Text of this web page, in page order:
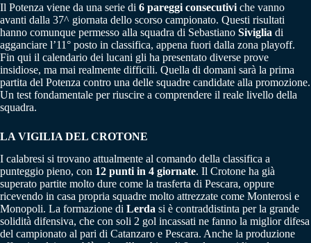
Il Potenza viene da una serie di 6 pareggi consecutivi che vanno
avanti dalla 37^ giornata dello scorso campionato. Questi risultati
hanno comunque permesso alla squadra di Sebastiano Siviglia di
agganciare l’11° posto in classifica, appena fuori dalla zona playoff.
Fin qui il calendario dei lucani gli ha presentato diverse prove
insidiose, ma mai realmente difficili. Quella di domani sarà la prima
partita del Potenza contro una delle squadre candidate alla promozione.
Un test fondamentale per riuscire a comprendere il reale livello della
squadra.
LA VIGILIA DEL CROTONE
I calabresi si trovano attualmente al comando della classifica a
punteggio pieno, con 12 punti in 4 giornate. Il Crotone ha già
superato partite molto dure come la trasferta di Pescara, oppure
ricevendo in casa propria squadre molto attrezzate come Monterosi e
Monopoli. La formazione di Lerda si è contraddistinta per la grande
solidità difensiva, che con soli 2 gol incassati ne fanno la miglior difesa
del campionato al pari di Catanzaro e Pescara. Anche la produzione